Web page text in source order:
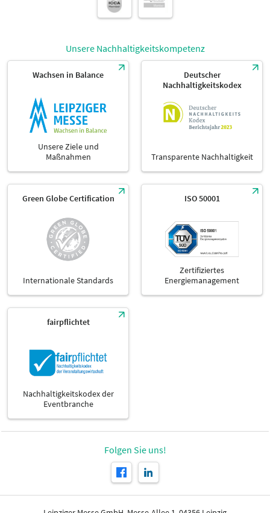
Unsere Nachhaltigkeitskompetenz
Wachsen in Balance
Unsere Ziele und
Maßnahmen
Deutscher
Nachhaltigkeitskodex
Transparente Nachhaltigkeit
Green Globe Certification
Internationale Standards
ISO 50001
Zertifiziertes
Energiemanagement
fairpflichtet
Nachhaltigkeitskodex der
Eventbranche
Folgen Sie uns!